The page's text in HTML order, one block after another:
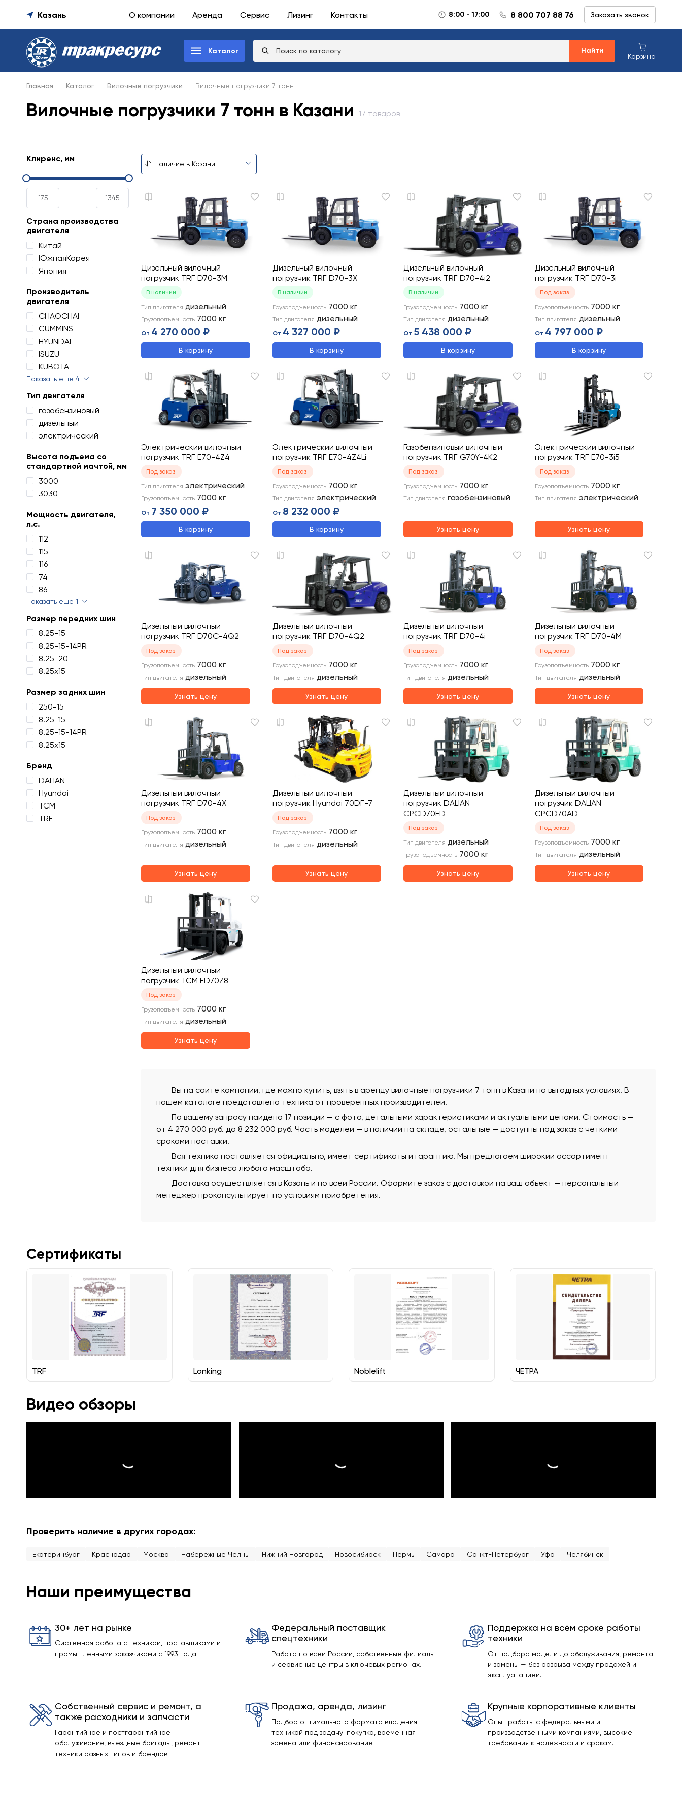
Казань О компании Аренда Сервис Лизинг Контакты 8:00 - 17:00 8 800 707 88 76 Заказать звонок
Каталог Найти
Корзина
Главная Каталог Вилочные погрузчики Вилочные погрузчики 7 тонн
Вилочные погрузчики 7 тонн в Казани 17 товаров
Клиренс, мм
Страна производства
двигателя
Китай
ЮжнаяКорея
Япония
Производитель
двигателя
CHAOCHAI
CUMMINS
HYUNDAI
ISUZU
KUBOTA
Показать еще 4
Тип двигателя
газобензиновый
дизельный
электрический
Высота подъема со
стандартной мачтой, мм
3000
3030
Мощность двигателя,
л.с.
112
115
116
74
86
Показать еще 1
Размер передних шин
8.25-15
8.25-15-14PR
8.25-20
8.25х15
Размер задних шин
250-15
8.25-15
8.25-15-14PR
8.25х15
Бренд
DALIAN
Hyundai
TCM
TRF
Дизельный вилочный
погрузчик TRF D70-3M
В наличии
Тип двигателя дизельный
Грузоподъемность 7000 кг
От 4 270 000 ₽
В корзину
Дизельный вилочный
погрузчик TRF D70-3X
В наличии
Грузоподъемность 7000 кг
Тип двигателя дизельный
От 4 327 000 ₽
В корзину
Дизельный вилочный
погрузчик TRF D70-4i2
В наличии
Грузоподъемность 7000 кг
Тип двигателя дизельный
От 5 438 000 ₽
В корзину
Дизельный вилочный
погрузчик TRF D70-3i
Под заказ
Грузоподъемность 7000 кг
Тип двигателя дизельный
От 4 797 000 ₽
В корзину
Электрический вилочный
погрузчик TRF E70-4Z4
Под заказ
Тип двигателя электрический
Грузоподъемность 7000 кг
От 7 350 000 ₽
В корзину
Электрический вилочный
погрузчик TRF E70-4Z4Li
Под заказ
Грузоподъемность 7000 кг
Тип двигателя электрический
От 8 232 000 ₽
В корзину
Газобензиновый вилочный
погрузчик TRF G70Y-4K2
Под заказ
Грузоподъемность 7000 кг
Тип двигателя газобензиновый
Узнать цену
Электрический вилочный
погрузчик TRF E70-3i5
Под заказ
Грузоподъемность 7000 кг
Тип двигателя электрический
Узнать цену
Дизельный вилочный
погрузчик TRF D70C-4Q2
Под заказ
Грузоподъемность 7000 кг
Тип двигателя дизельный
Узнать цену
Дизельный вилочный
погрузчик TRF D70-4Q2
Под заказ
Грузоподъемность 7000 кг
Тип двигателя дизельный
Узнать цену
Дизельный вилочный
погрузчик TRF D70-4i
Под заказ
Грузоподъемность 7000 кг
Тип двигателя дизельный
Узнать цену
Дизельный вилочный
погрузчик TRF D70-4M
Под заказ
Грузоподъемность 7000 кг
Тип двигателя дизельный
Узнать цену
Дизельный вилочный
погрузчик TRF D70-4X
Под заказ
Грузоподъемность 7000 кг
Тип двигателя дизельный
Узнать цену
Дизельный вилочный
погрузчик Hyundai 70DF-7
Под заказ
Грузоподъемность 7000 кг
Тип двигателя дизельный
Узнать цену
Дизельный вилочный
погрузчик DALIAN
CPCD70FD
Под заказ
Тип двигателя дизельный
Грузоподъемность 7000 кг
Узнать цену
Дизельный вилочный
погрузчик DALIAN
CPCD70AD
Под заказ
Грузоподъемность 7000 кг
Тип двигателя дизельный
Узнать цену
Дизельный вилочный
погрузчик TCM FD70Z8
Под заказ
Грузоподъемность 7000 кг
Тип двигателя дизельный
Узнать цену
Вы на сайте компании, где можно купить, взять в аренду вилочные погрузчики 7 тонн в Казани на выгодных условиях. В
нашем каталоге представлена техника от проверенных производителей.
По вашему запросу найдено 17 позиции — с фото, детальными характеристиками и актуальными ценами. Стоимость —
от 4 270 000 руб. до 8 232 000 руб. Часть моделей — в наличии на складе, остальные — доступны под заказ с четкими
сроками поставки.
Вся техника поставляется официально, имеет сертификаты и гарантию. Мы предлагаем широкий ассортимент
техники для бизнеса любого масштаба.
Доставка осуществляется в Казань и по всей России. Оформите заказ с доставкой на ваш объект — персональный
менеджер проконсультирует по условиям приобретения.
Сертификаты
TRF Lonking Noblelift ЧЕТРА
Видео обзоры
Проверить наличие в других городах:
Екатеринбург Краснодар Москва Набережные Челны Нижний Новгород Новосибирск Пермь Самара Санкт-Петербург Уфа Челябинск
Наши преимущества
30+ лет на рынке
Системная работа с техникой, поставщиками и
промышленными заказчиками с 1993 года.
Федеральный поставщик
спецтехники
Работа по всей России, собственные филиалы
и сервисные центры в ключевых регионах.
Поддержка на всём сроке работы
техники
От подбора модели до обслуживания, ремонта
и замены — без разрыва между продажей и
эксплуатацией.
Собственный сервис и ремонт, а
также расходники и запчасти
Гарантийное и постгарантийное
обслуживание, выездные бригады, ремонт
техники разных типов и брендов.
Продажа, аренда, лизинг
Подбор оптимального формата владения
техникой под задачу: покупка, временная
замена или финансирование.
Крупные корпоративные клиенты
Опыт работы с федеральными и
производственными компаниями, высокие
требования к надежности и срокам.